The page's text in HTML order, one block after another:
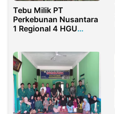
Tebu Milik PT
Perkebunan Nusantara
1 Regional 4 HGU
Dikenal